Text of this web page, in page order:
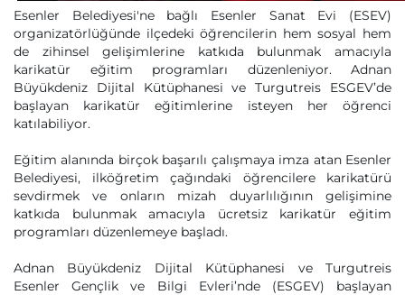
Esenler Belediyesi'ne bağlı Esenler Sanat Evi (ESEV)
organizatörlüğünde ilçedeki öğrencilerin hem sosyal hem
de zihinsel gelişimlerine katkıda bulunmak amacıyla
karikatür eğitim programları düzenleniyor. Adnan
Büyükdeniz Dijital Kütüphanesi ve Turgutreis ESGEV’de
başlayan karikatür eğitimlerine isteyen her öğrenci
katılabiliyor.
Eğitim alanında birçok başarılı çalışmaya imza atan Esenler
Belediyesi, ilköğretim çağındaki öğrencilere karikatürü
sevdirmek ve onların mizah duyarlılığının gelişimine
katkıda bulunmak amacıyla ücretsiz karikatür eğitim
programları düzenlemeye başladı.
Adnan Büyükdeniz Dijital Kütüphanesi ve Turgutreis
Esenler Gençlik ve Bilgi Evleri’nde (ESGEV) başlayan